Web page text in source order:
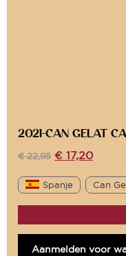
2021-CAN GELAT
€22,95 € 17,20
Spanje Can
Aanmelden voor